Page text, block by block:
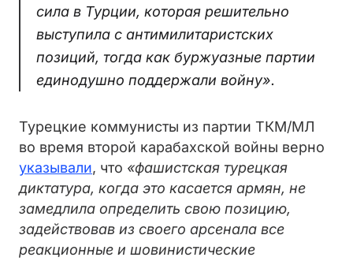
сила в Турции, которая решительно
выступила с антимилитаристских
позиций, тогда как буржуазные партии
единодушно поддержали войну».
Турецкие коммунисты из партии ТКМ/МЛ
во время второй карабахской войны верно
указывали, что «фашистская турецкая
диктатура, когда это касается армян, не
замедлила определить свою позицию,
задействовав из своего арсенала все
реакционные и шовинистические